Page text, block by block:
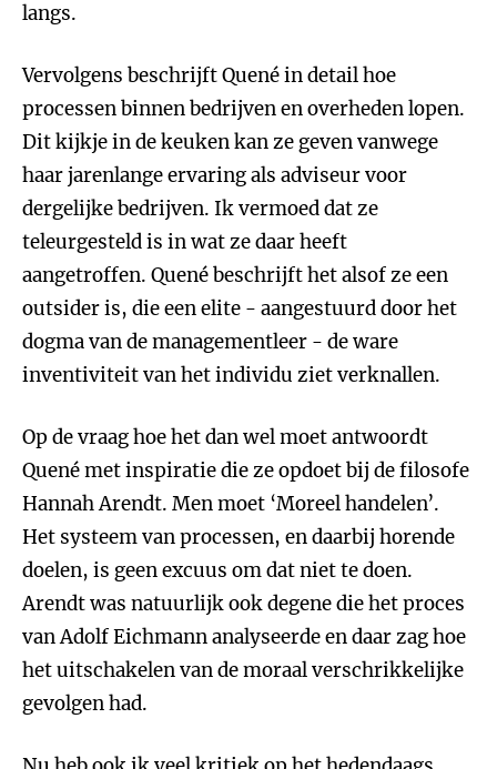
langs.
Vervolgens beschrijft Quené in detail hoe
processen binnen bedrijven en overheden lopen.
Dit kijkje in de keuken kan ze geven vanwege
haar jarenlange ervaring als adviseur voor
dergelijke bedrijven. Ik vermoed dat ze
teleurgesteld is in wat ze daar heeft
aangetroffen. Quené beschrijft het alsof ze een
outsider is, die een elite - aangestuurd door het
dogma van de managementleer - de ware
inventiviteit van het individu ziet verknallen.
Op de vraag hoe het dan wel moet antwoordt
Quené met inspiratie die ze opdoet bij de filosofe
Hannah Arendt. Men moet ‘Moreel handelen’.
Het systeem van processen, en daarbij horende
doelen, is geen excuus om dat niet te doen.
Arendt was natuurlijk ook degene die het proces
van Adolf Eichmann analyseerde en daar zag hoe
het uitschakelen van de moraal verschrikkelijke
gevolgen had.